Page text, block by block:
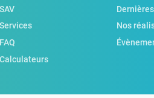
SAV
Services
FAQ
Calculateurs
Nos